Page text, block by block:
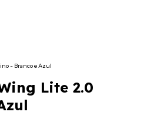
- Branco e Azul
Lite 2.0